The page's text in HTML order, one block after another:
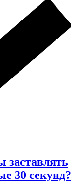
заставлять
30 секунд?